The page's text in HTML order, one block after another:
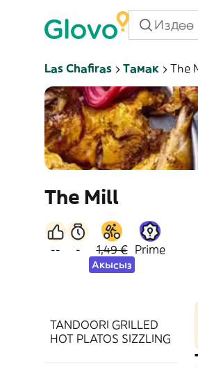
Las Chafiras Тамак The
The Mill
-- - 1,49 €
Акысыз
Prime
TANDOORI GRILLED
HOT PLATOS SIZZLING